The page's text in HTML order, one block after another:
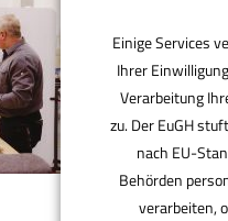
Einige Services
Ihrer
Verarbeitung
zu. Der EuGH
nach EU-
Behörden
verarbeiten,